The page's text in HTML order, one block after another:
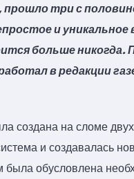
прошло три с
и
больше
в редакции
создана на сломе
и создавалась
была обусловлена